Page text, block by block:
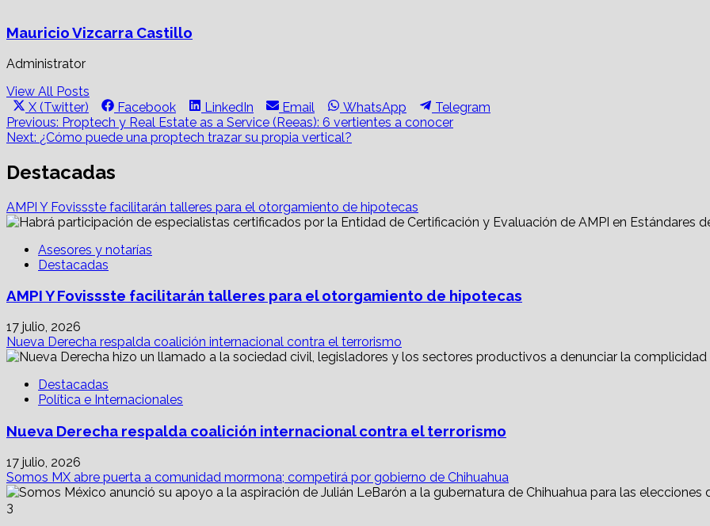
Mauricio Vizcarra Castillo
Administrator
View All Posts
Share
on
X (Twitter)
Share
on
Facebook
Share
on
LinkedIn
Share
on
Email
Share
on
WhatsApp
Share
on
Telegram
Post
navigation
Previous: Proptech y Real Estate as a Service (Reeas): 6 vertientes a conocer
Next: ¿Cómo puede una proptech trazar su propia vertical?
Destacadas
AMPI Y Fovissste facilitarán talleres para el otorgamiento de hipotecas
Asesores y notarías
Destacadas
AMPI Y Fovissste facilitarán talleres para el otorgamiento de hipotecas
17 julio, 2026
Nueva Derecha respalda coalición internacional contra el terrorismo
Destacadas
Política e Internacionales
Nueva Derecha respalda coalición internacional contra el terrorismo
17 julio, 2026
Somos MX abre puerta a comunidad mormona; competirá por gobierno de Chihuahua
3